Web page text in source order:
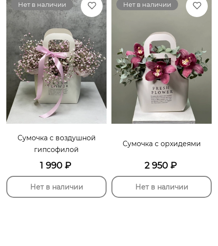
Нет в наличии
Сумочка с воздушной
гипсофилой
1 990₽
Нет в наличии
Нет в наличии
Сумочка с орхидеями
2 950₽
Нет в наличии